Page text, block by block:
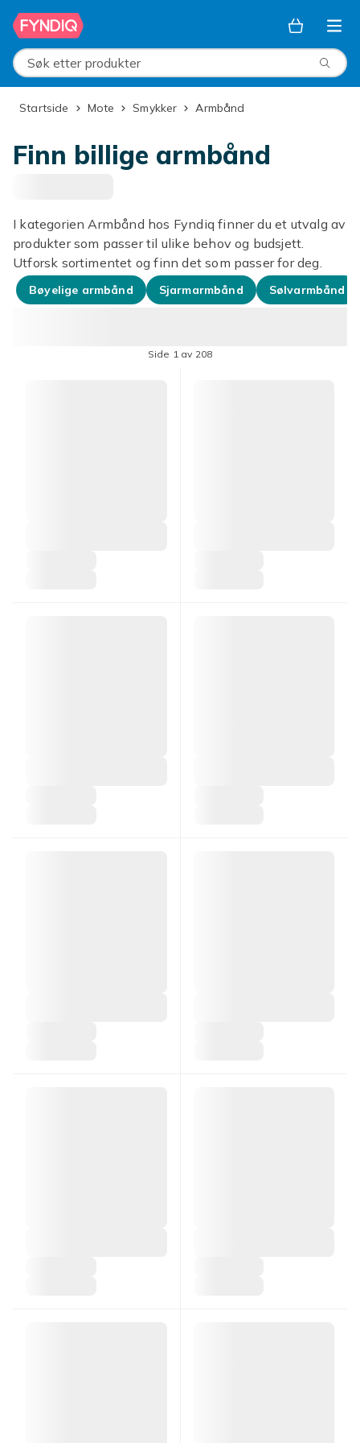
Hopp til hovedinnhold
Søk etter produkter
Startside Mote Smykker Armbånd
Finn billige armbånd
I kategorien Armbånd hos Fyndiq finner du et utvalg av
produkter som passer til ulike behov og budsjett.
Utforsk sortimentet og finn det som passer for deg.
Bøyelige armbånd Sjarmarmbånd Sølvarmbånd
Side 1 av 208